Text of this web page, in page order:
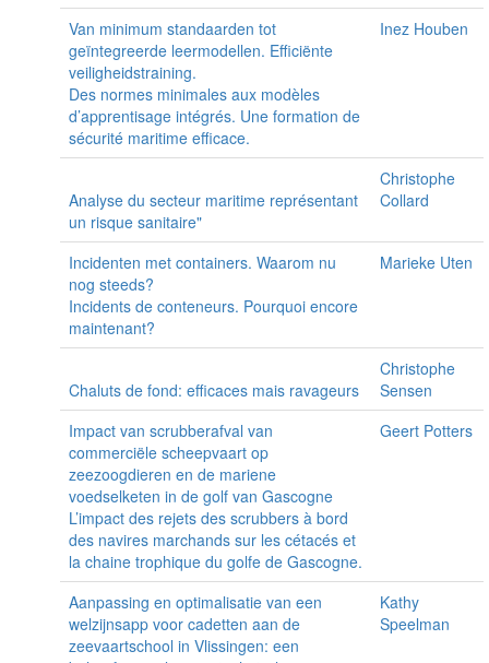
Van minimum standaarden tot
geïntegreerde leermodellen. Efficiënte
veiligheidstraining.
Des normes minimales aux modèles
d’apprentisage intégrés. Une formation de
sécurité maritime efficace.
Inez Houben
Analyse du secteur maritime représentant
un risque sanitaire"
Christophe
Collard
Incidenten met containers. Waarom nu
nog steeds?
Incidents de conteneurs. Pourquoi encore
maintenant?
Marieke Uten
Chaluts de fond: efficaces mais ravageurs
Christophe
Sensen
Impact van scrubberafval van
commerciële scheepvaart op
zeezoogdieren en de mariene
voedselketen in de golf van Gascogne
L’impact des rejets des scrubbers à bord
des navires marchands sur les cétacés et
la chaine trophique du golfe de Gascogne.
Geert Potters
Aanpassing en optimalisatie van een
welzijnsapp voor cadetten aan de
zeevaartschool in Vlissingen: een
Kathy
Speelman